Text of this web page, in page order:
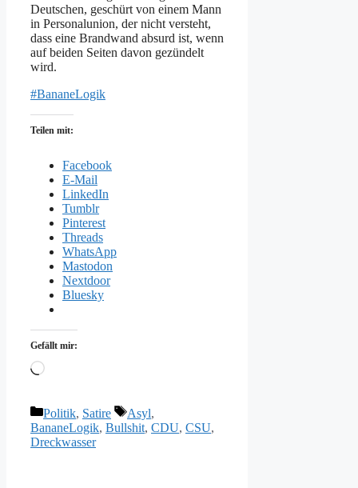
Deutschen, geschürt von einem Mann
in Personalunion, der nicht versteht,
dass eine Brandwand absurd ist, wenn
auf beiden Seiten davon gezündelt
wird.
#BananeLogik
Teilen mit:
Facebook
E-Mail
LinkedIn
Tumblr
Pinterest
Threads
WhatsApp
Mastodon
Nextdoor
Bluesky
Gefällt mir:
Wird
Kategorien
Politik, Satire Schlagwörter
Asyl,
BananeLogik, Bullshit, CDU, CSU,
Dreckwasser